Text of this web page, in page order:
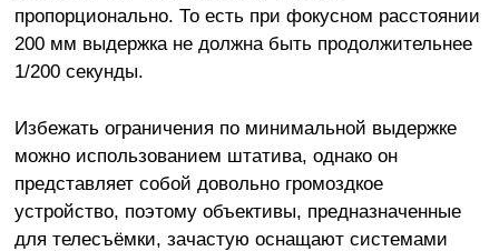
пропорционально. То есть при фокусном расстоянии
200 мм выдержка не должна быть продолжительнее
1/200 секунды.
Избежать ограничения по минимальной выдержке
можно использованием штатива, однако он
представляет собой довольно громоздкое
устройство, поэтому объективы, предназначенные
для телесъёмки, зачастую оснащают системами